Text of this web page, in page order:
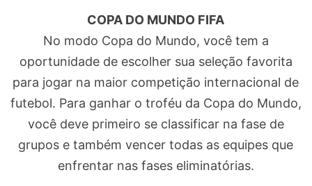
COPA DO MUNDO FIFA
No modo Copa do Mundo, você tem a
oportunidade de escolher sua seleção favorita
para jogar na maior competição internacional de
futebol. Para ganhar o troféu da Copa do Mundo,
você deve primeiro se classificar na fase de
grupos e também vencer todas as equipes que
enfrentar nas fases eliminatórias.